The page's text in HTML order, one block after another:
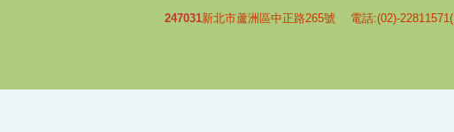
247031新北市蘆洲區中正路265號 電話:(02)-22811571(